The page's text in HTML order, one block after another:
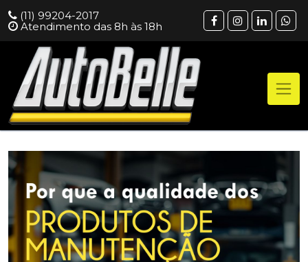
(11) 99204-2017
Atendimento das 8h às 18h